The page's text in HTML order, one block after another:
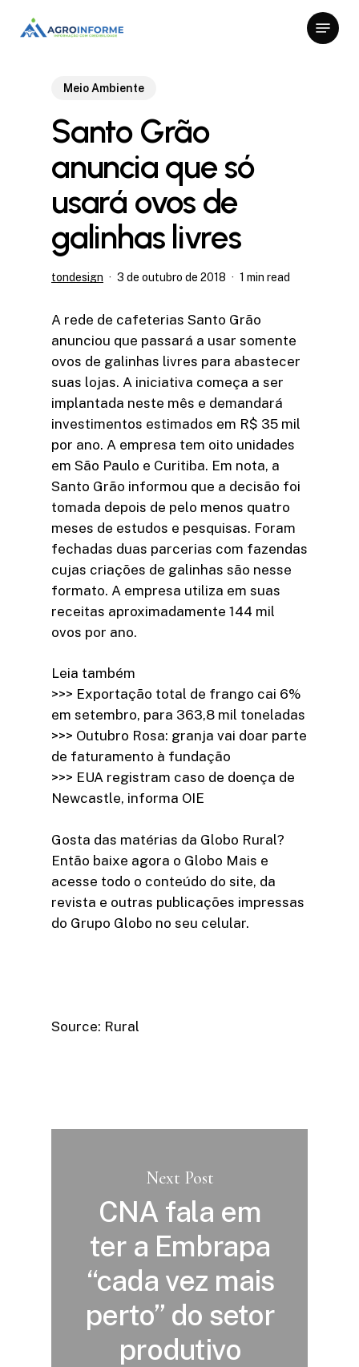
Menu
Meio Ambiente
Santo Grão
anuncia que só
usará ovos de
galinhas livres
tondesign 3 de outubro de 2018 1 min read
A rede de cafeterias Santo Grão
anunciou que passará a usar somente
ovos de galinhas livres para abastecer
suas lojas. A iniciativa começa a ser
implantada neste mês e demandará
investimentos estimados em R$ 35 mil
por ano. A empresa tem oito unidades
em São Paulo e Curitiba. Em nota, a
Santo Grão informou que a decisão foi
tomada depois de pelo menos quatro
meses de estudos e pesquisas. Foram
fechadas duas parcerias com fazendas
cujas criações de galinhas são nesse
formato. A empresa utiliza em suas
receitas aproximadamente 144 mil
ovos por ano.
Leia também
>>> Exportação total de frango cai 6%
em setembro, para 363,8 mil toneladas
>>> Outubro Rosa: granja vai doar parte
de faturamento à fundação
>>> EUA registram caso de doença de
Newcastle, informa OIE
Gosta das matérias da Globo Rural?
Então baixe agora o Globo Mais e
acesse todo o conteúdo do site, da
revista e outras publicações impressas
do Grupo Globo no seu celular.
Source: Rural
Next Post
CNA fala em
ter a Embrapa
“cada vez mais
perto” do setor
produtivo